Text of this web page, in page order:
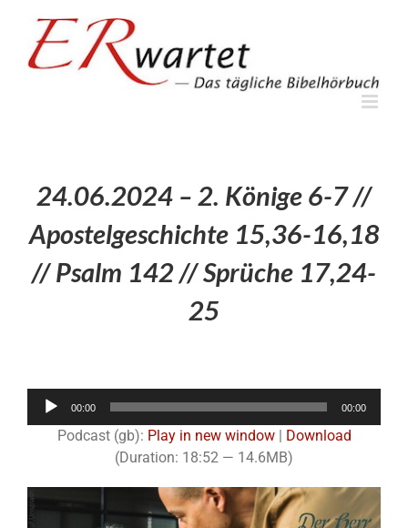
springen
24.06.2024 – 2. Könige 6-7 //
Apostelgeschichte 15,36-16,18
// Psalm 142 // Sprüche 17,24-
25
Audio-
00:00 00:00
Podcast (gb): Play in new window|
Download
(Duration: 18:52 — 14.6MB)